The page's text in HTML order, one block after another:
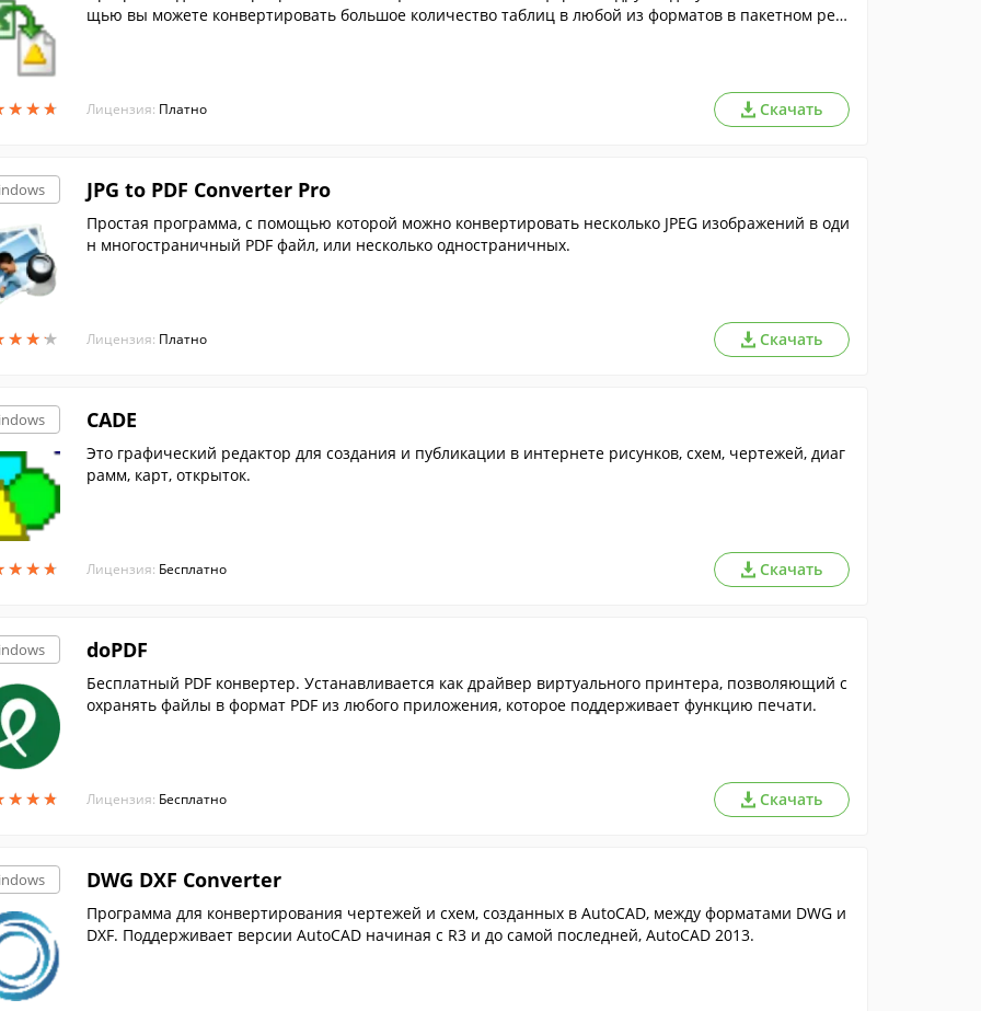
★★★
★★★
щью вы можете конвертировать большое количество таблиц в любой из форматов в пакетном реж
Лицензия: Платно Скачать
★★★
★★★
JPG to PDF Converter Pro
Простая программа, с помощью которой можно конвертировать несколько JPEG изображений в оди
н многостраничный PDF файл, или несколько одностраничных.
Лицензия: Платно Скачать
★★★
★★★
CADE
Это графический редактор для создания и публикации в интернете рисунков, схем, чертежей, диаг
рамм, карт, открыток.
Лицензия: Бесплатно Скачать
★★★
★★★
doPDF
Бесплатный PDF конвертер. Устанавливается как драйвер виртуального принтера, позволяющий с
охранять файлы в формат PDF из любого приложения, которое поддерживает функцию печати.
Лицензия: Бесплатно Скачать
DWG DXF Converter
Программа для конвертирования чертежей и схем, созданных в AutoCAD, между форматами DWG и
DXF. Поддерживает версии AutoCAD начиная с R3 и до самой последней, AutoCAD 2013.